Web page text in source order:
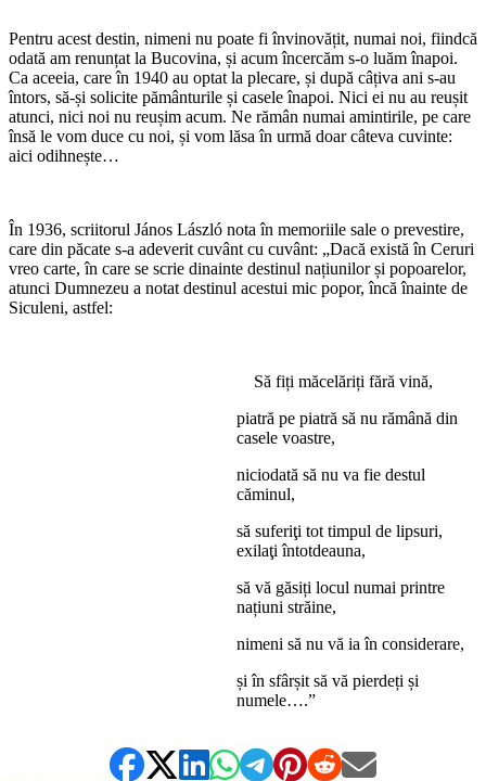
Pentru acest destin, nimeni nu poate fi învinovățit, numai noi, fiindcă
odată am renunțat la Bucovina, și acum încercăm s-o luăm înapoi.
Ca aceeia, care în 1940 au optat la plecare, și după câțiva ani s-au
întors, să-și solicite pământurile și casele înapoi. Nici ei nu au reușit
atunci, nici noi nu reușim acum. Ne rămân numai amintirile, pe care
însă le vom duce cu noi, și vom lăsa în urmă doar câteva cuvinte:
aici odihnește…
În 1936, scriitorul János László nota în memoriile sale o prevestire,
care din păcate s-a adeverit cuvânt cu cuvânt: „Dacă există în Ceruri
vreo carte, în care se scrie dinainte destinul națiunilor și popoarelor,
atunci Dumnezeu a notat destinul acestui mic popor, încă înainte de
Siculeni, astfel:
Să fiți măcelăriți fără vină,
piatră pe piatră să nu rămână din
casele voastre,
niciodată să nu va fie destul
căminul,
să suferiţi tot timpul de lipsuri,
exilaţi întotdeauna,
să vă găsiți locul numai printre
națiuni străine,
nimeni să nu vă ia în considerare,
și în sfârșit să vă pierdeți și
numele….”